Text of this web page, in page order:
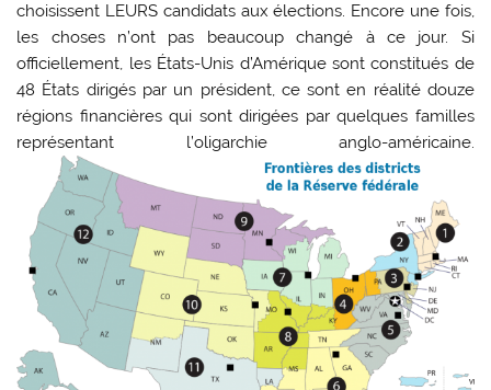
choisissent LEURS candidats aux élections. Encore une fois,
les choses n’ont pas beaucoup changé à ce jour. Si
officiellement, les États-Unis d’Amérique sont constitués de
48 États dirigés par un président, ce sont en réalité douze
régions financières qui sont dirigées par quelques familles
représentant l’oligarchie anglo-américaine.